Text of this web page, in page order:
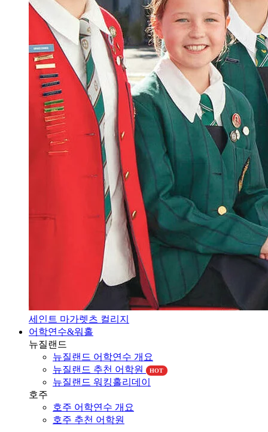
세인트 마가렛츠 컬리지
어학연수&워홀
뉴질랜드
뉴질랜드 어학연수 개요
뉴질랜드 추천 어학원
HOT
뉴질랜드 워킹홀리데이
호주
호주 추천 어학원